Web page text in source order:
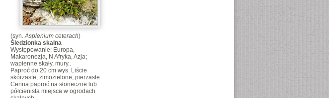
(syn.Asplenium ceterach)
Śledzionka skalna
Występowanie: Europa,
Makaronezja, N Afryka, Azja;
wapienne skały, mury..
Paproć do 20 cm wys. Liście
skórzaste, zimozielone, pierzaste.
Cenna paproć na słoneczne lub
półcienista miejsca w ogrodach